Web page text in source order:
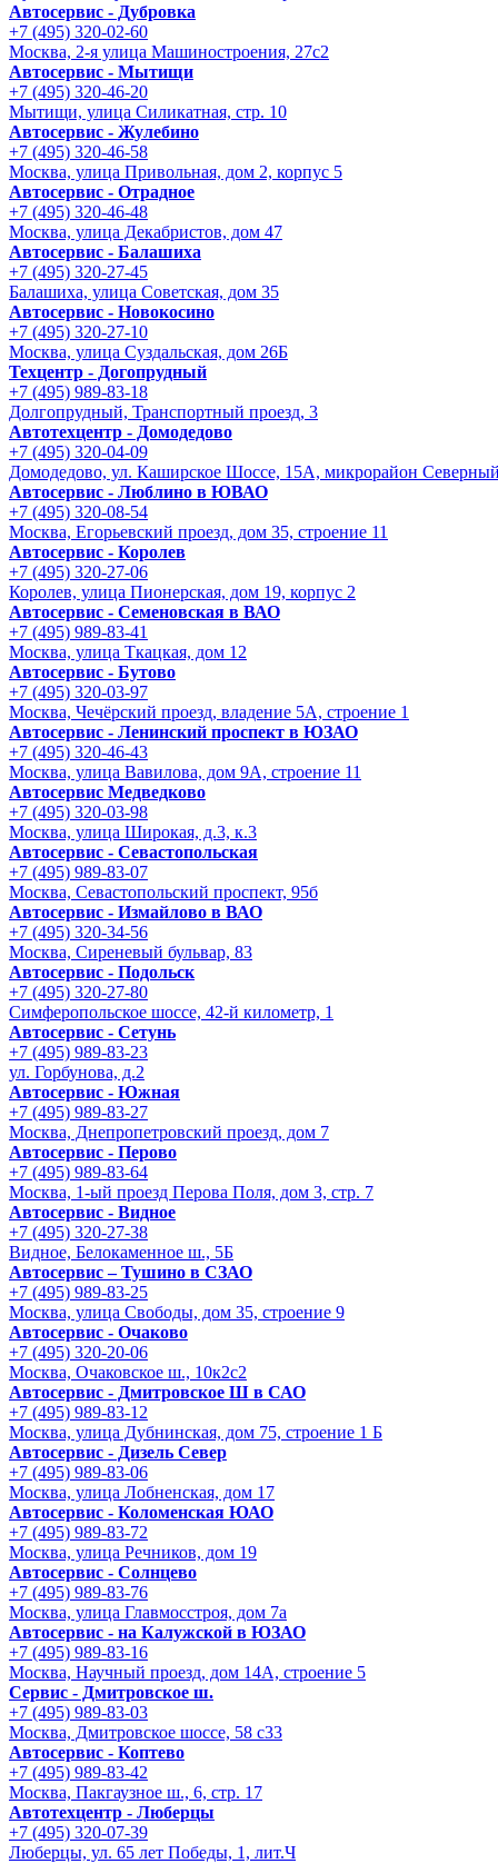
Автосервис - Дубровка
+7 (495) 320-02-60
Москва, 2-я улица Машиностроения, 27с2
Автосервис - Мытищи
+7 (495) 320-46-20
Мытищи, улица Силикатная, стр. 10
Автосервис - Жулебино
+7 (495) 320-46-58
Москва, улица Привольная, дом 2, корпус 5
Автосервис - Отрадное
+7 (495) 320-46-48
Москва, улица Декабристов, дом 47
Автосервис - Балашиха
+7 (495) 320-27-45
Балашиха, улица Советская, дом 35
Автосервис - Новокосино
+7 (495) 320-27-10
Москва, улица Суздальская, дом 26Б
Техцентр - Догопрудный
+7 (495) 989-83-18
Долгопрудный, Транспортный проезд, 3
Автотехцентр - Домодедово
+7 (495) 320-04-09
Домодедово, ул. Каширское Шоссе, 15А, микрорайон
Автосервис - Люблино в ЮВАО
+7 (495) 320-08-54
Москва, Егорьевский проезд, дом 35, строение 11
Автосервис - Королев
+7 (495) 320-27-06
Королев, улица Пионерская, дом 19, корпус 2
Автосервис - Семеновская в ВАО
+7 (495) 989-83-41
Москва, улица Ткацкая, дом 12
Автосервис - Бутово
+7 (495) 320-03-97
Москва, Чечёрский проезд, владение 5А, строение 1
Автосервис - Ленинский проспект в ЮЗАО
+7 (495) 320-46-43
Москва, улица Вавилова, дом 9A, строение 11
Автосервис Медведково
+7 (495) 320-03-98
Москва, улица Широкая, д.3, к.3
Автосервис - Cевастопольская
+7 (495) 989-83-07
Москва, Севастопольский проспект, 95б
Автосервис - Измайлово в ВАО
+7 (495) 320-34-56
Москва, Сиреневый бульвар, 83
Автосервис - Подольск
+7 (495) 320-27-80
Симферопольское шоссе, 42-й километр, 1
Автосервис - Сетунь
+7 (495) 989-83-23
ул. Горбунова, д.2
Автосервис - Южная
+7 (495) 989-83-27
Москва, Днепропетровский проезд, дом 7
Автосервис - Перово
+7 (495) 989-83-64
Москва, 1-ый проезд Перова Поля, дом 3, стр. 7
Автосервис - Видное
+7 (495) 320-27-38
Видное, Белокаменное ш., 5Б
Автосервис – Тушино в СЗАО
+7 (495) 989-83-25
Москва, улица Свободы, дом 35, строение 9
Автосервис - Очаково
+7 (495) 320-20-06
Москва, Очаковское ш., 10к2с2
Автосервис - Дмитровское Ш в САО
+7 (495) 989-83-12
Москва, улица Дубнинская, дом 75, строение 1 Б
Автосервис - Дизель Север
+7 (495) 989-83-06
Москва, улица Лобненская, дом 17
Автосервис - Коломенская ЮАО
+7 (495) 989-83-72
Москва, улица Речников, дом 19
Автосервис - Солнцево
+7 (495) 989-83-76
Москва, улица Главмосстроя, дом 7а
Автосервис - на Калужской в ЮЗАО
+7 (495) 989-83-16
Москва, Научный проезд, дом 14А, строение 5
Сервис - Дмитровское ш.
+7 (495) 989-83-03
Москва, Дмитровское шоссе, 58 с33
Автосервис - Коптево
+7 (495) 989-83-42
Москва, Пакгаузное ш., 6, стр. 17
Автотехцентр - Люберцы
+7 (495) 320-07-39
Люберцы, ул. 65 лет Победы, 1, лит.Ч